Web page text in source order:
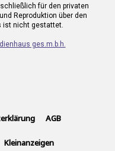
für den privaten
Reproduktion über den
ist nicht gestattet.
ges.m.b.h.
AGB
Kleinanzeigen